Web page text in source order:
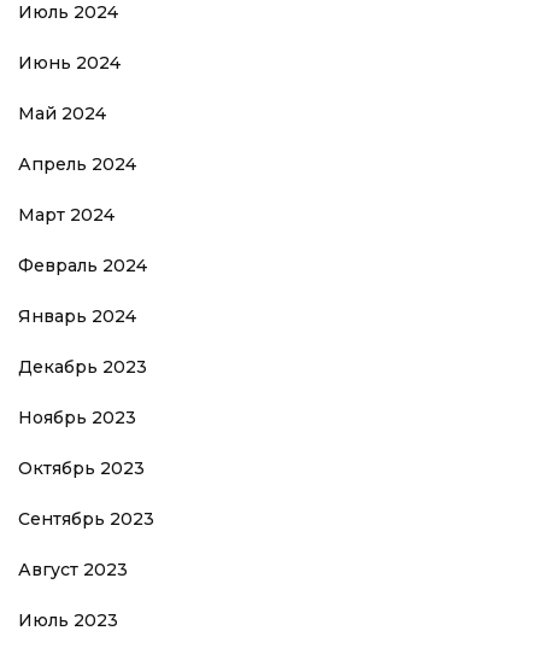
Июль 2024
Июнь 2024
Май 2024
Апрель 2024
Март 2024
Февраль 2024
Январь 2024
Декабрь 2023
Ноябрь 2023
Октябрь 2023
Сентябрь 2023
Август 2023
Июль 2023